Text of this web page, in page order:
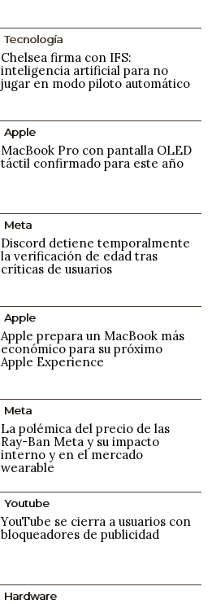
Tecnología
Chelsea firma con IFS:
inteligencia artificial para no
jugar en modo piloto automático
Apple
MacBook Pro con pantalla OLED
táctil confirmado para este año
Meta
Discord detiene temporalmente
la verificación de edad tras
críticas de usuarios
Apple
Apple prepara un MacBook más
económico para su próximo
Apple Experience
Meta
La polémica del precio de las
Ray-Ban Meta y su impacto
interno y en el mercado
wearable
Youtube
YouTube se cierra a usuarios con
bloqueadores de publicidad
Hardware